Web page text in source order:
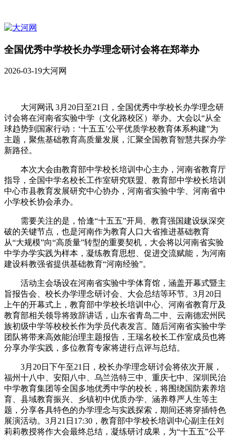
全国优秀中学校长办学理念研讨会将在郑举办
2026-03-19大河网
大河网讯 3月20日至21日，全国优秀中学校长办学理念研
讨会将在河南省实验中学（文化路校区）举办。大会以“从全
球趋势到国家行动：‘十五五’公平优质学校教育体系构建”为
主题，聚焦基础教育高质量发展，汇聚全国教育智慧共探办学
新路径。
本次大会由教育部中学校长培训中心主办，河南省教育厅
指导，全国中学名校长工作室研究联盟、教育部中学校长培训
中心市县教育发展研究中心协办，河南省实验中学、河南省中
小学校长协会承办。
需要关注的是，恰逢“十五五”开局、教育强国建设纵深突
破的关键节点，也是河南作为教育人口大省推进基础教育
从“大规模”向“高质量”转型的重要契机，大会将以河南省实验
中学办学实践为样本，凝练教育思想、促进交流赋能，为河南
建设科教强省提供基础教育“河南经验”。
活动主会场设在河南省实验中学体育馆，涵盖开幕式暨主
旨报告会、校长办学理念研讨会、大会总结等环节。3月20日
上午的开幕式上，教育部中学校长培训中心、河南省教育厅及
教育部相关领导将致辞讲话，山东省青岛二中、云南德宏州民
族初级中学等校校长作为学员代表发言。随后河南省实验中学
团队将带来高效能治理主题报告，王瑞名校长工作室成员也将
分享办学实践，多位教育专家将进行点评与总结。
3月20日下午至21日，校长办学理念研讨会将依次开展，
福州十八中、安阳八中、乌兰浩特三中、重庆七中、深圳民治
中学教育集团等全国多地优秀中学的校长，将围绕国防素养培
育、县域教育振兴、乡镇初中优质办学、涵养尊严人生等主
题，分享各具特色的办学理念与实践探索，期间还将穿插特色
展演活动。3月21日17:30，教育部中学校长培训中心副主任刘
莉莉教授将作大会最终总结，凝练研讨成果，为“十五五”公平